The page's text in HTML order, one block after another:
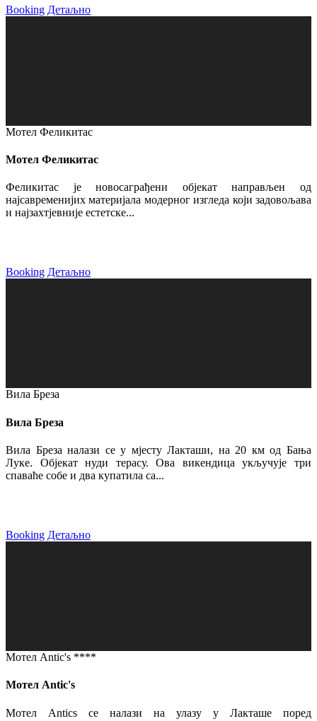
Booking Детаљно
Мотел Феликитас
Мотел Феликитас
Феликитас је новосаграђени објекат направљен од
најсавременијих материјала модерног изгледа који задовољава
и најзахтјевније естетске...
Booking Детаљно
Вила Бреза
Вила Бреза
Вила Бреза налази се у мјесту Лакташи, на 20 км од Бања
Луке. Објекат нуди терасу. Ова викендица укључује три
спаваће собе и два купатила са...
Booking Детаљно
Мотел Antic's ****
Мотел Antic's
Мотел Antics се налази на улазу у Лакташе поред